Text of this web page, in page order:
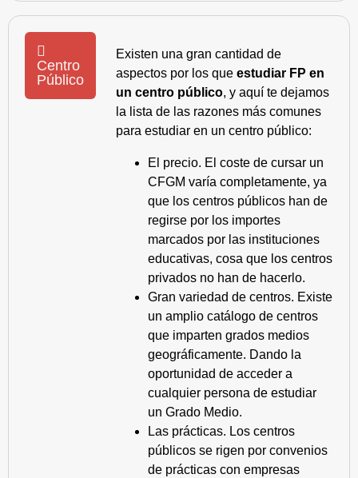
Centro
Público
Existen una gran cantidad de
aspectos por los que estudiar FP en
un centro público, y aquí te dejamos
la lista de las razones más comunes
para estudiar en un centro público:
El precio. El coste de cursar un
CFGM varía completamente, ya
que los centros públicos han de
regirse por los importes
marcados por las instituciones
educativas, cosa que los centros
privados no han de hacerlo.
Gran variedad de centros. Existe
un amplio catálogo de centros
que imparten grados medios
geográficamente. Dando la
oportunidad de acceder a
cualquier persona de estudiar
un Grado Medio.
Las prácticas. Los centros
públicos se rigen por convenios
de prácticas con empresas